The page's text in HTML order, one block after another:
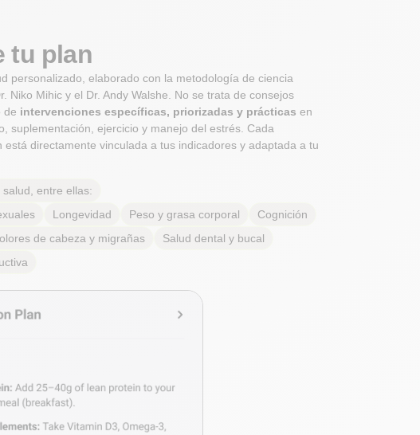
tu plan
personalizado, elaborado con la metodología de ciencia
Niko Mihic y el Dr. Andy Walshe. No se trata de consejos
de intervenciones específicas, priorizadas y prácticas en
suplementación, ejercicio y manejo del estrés. Cada
está directamente vinculada a tus indicadores y adaptada a tu
entre ellas:
Longevidad Peso y grasa corporal
Cognición
de cabeza y migrañas
Salud dental y bucal